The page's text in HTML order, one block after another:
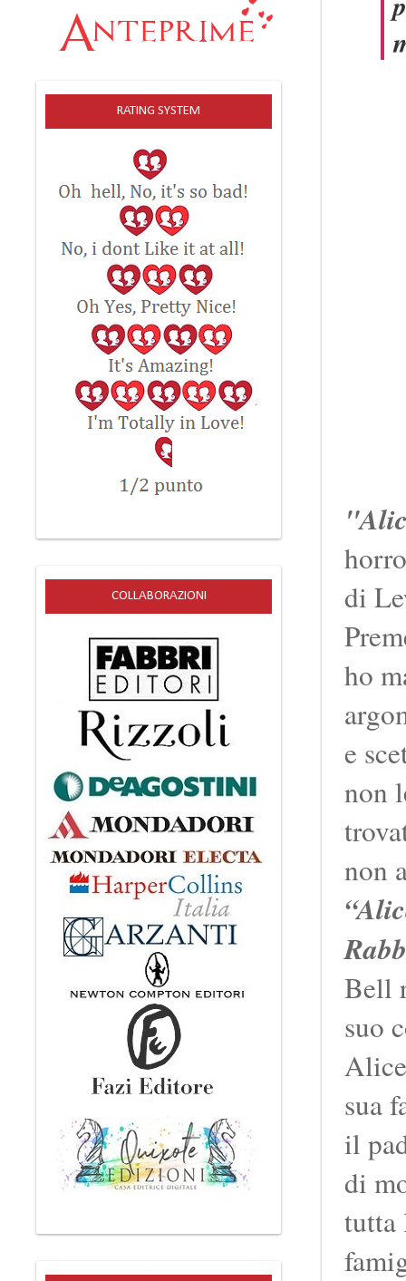
di
ho
e
non
non
Bell
suo
sua
il
di
tutta
RATING SYSTEM
COLLABORAZIONI